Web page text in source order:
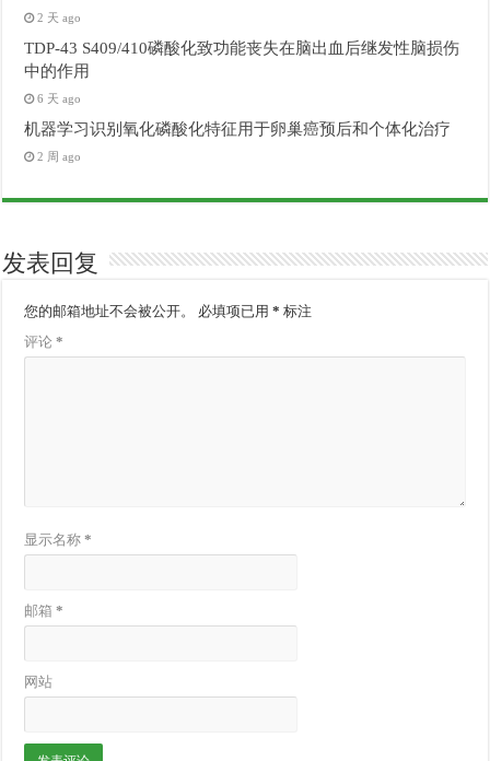
2 天 ago
TDP-43 S409/410磷酸化致功能丧失在脑出血后继发性脑损伤
中的作用
6 天 ago
机器学习识别氧化磷酸化特征用于卵巢癌预后和个体化治疗
2 周 ago
发表回复
您的邮箱地址不会被公开。 必填项已用* 标注
评论*
显示名称*
邮箱*
网站